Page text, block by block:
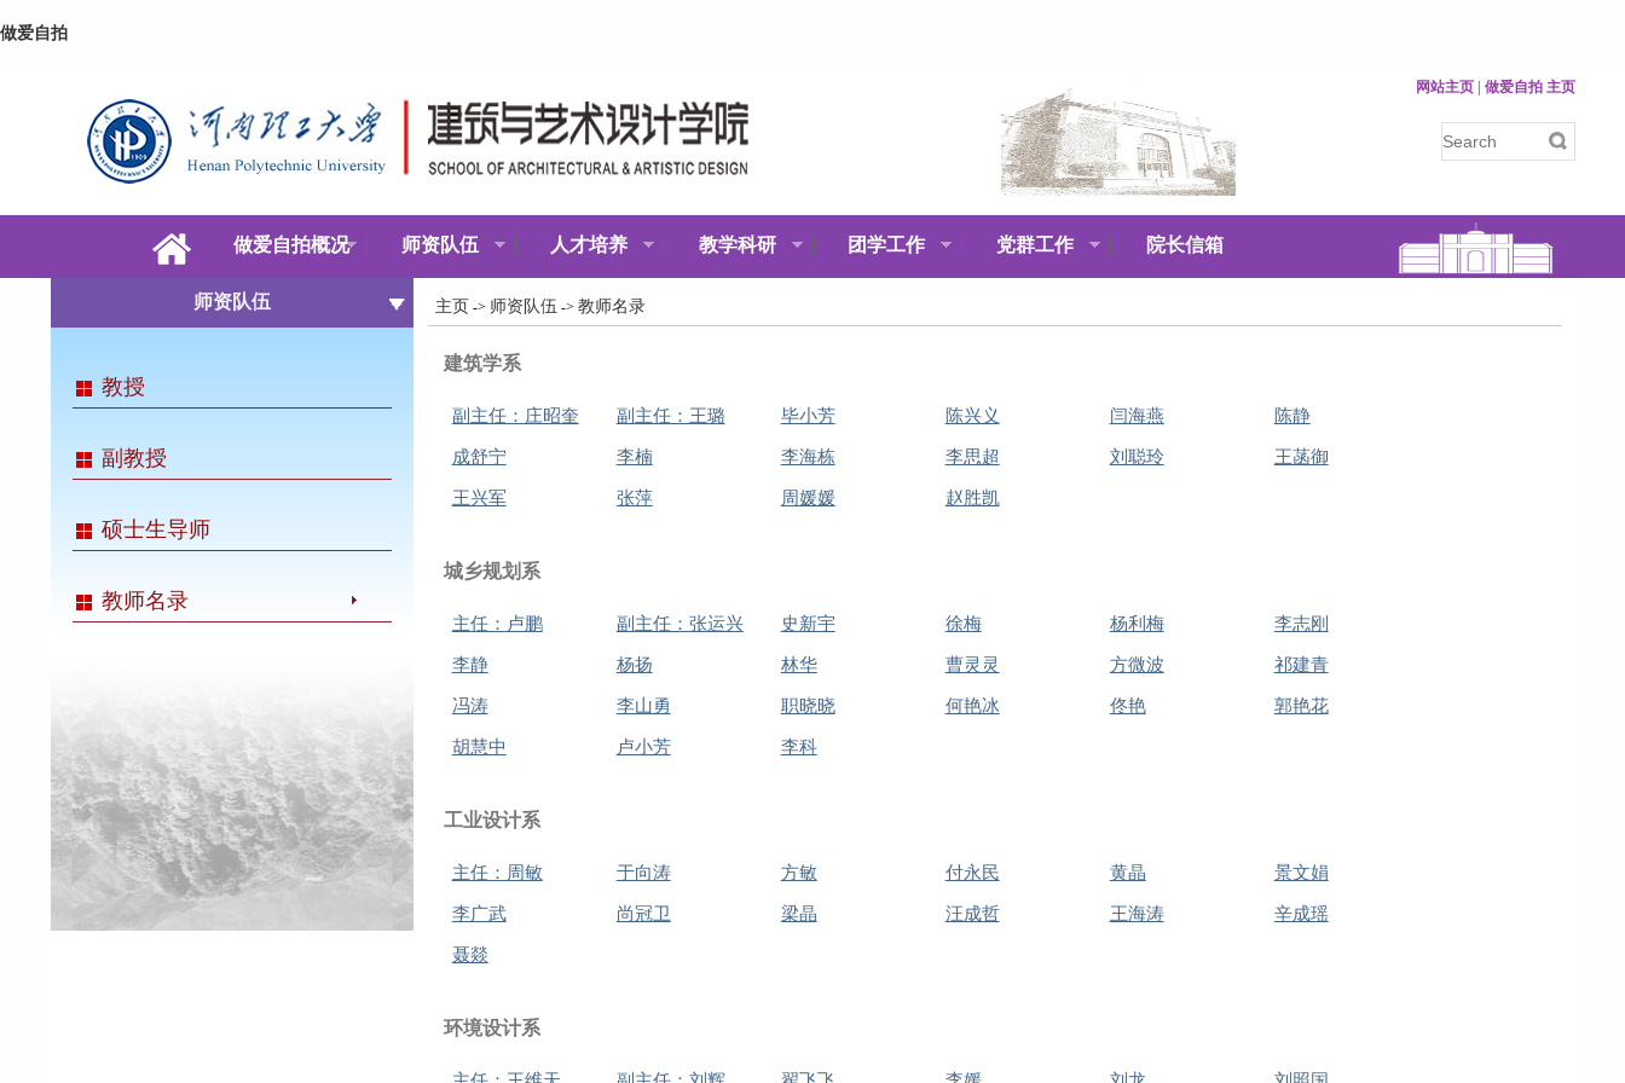
做爱自拍
网站主页 | 做爱自拍 主页
做爱自拍概况 师资队伍 人才培养 教学科研 团学工作 党群工作 院长信箱
师资队伍
教授
副教授
硕士生导师
教师名录
主页 -> 师资队伍 -> 教师名录
建筑学系
副主任：庄昭奎 副主任：王璐 毕小芳 陈兴义 闫海燕 陈静
成舒宁 李楠 李海栋 李思超 刘聪玲 王菡御
王兴军 张萍 周媛媛 赵胜凯
城乡规划系
主任：卢鹏 副主任：张运兴 史新宇 徐梅 杨利梅 李志刚
李静 杨扬 林华 曹灵灵 方微波 祁建青
冯涛 李山勇 职晓晓 何艳冰 佟艳 郭艳花
胡慧中 卢小芳 李科
工业设计系
主任：周敏 于向涛 方敏 付永民 黄晶 景文娟
李广武 尚冠卫 梁晶 汪成哲 王海涛 辛成瑶
聂燚
环境设计系